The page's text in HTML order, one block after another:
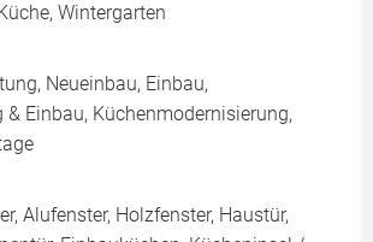
Wintergarten
Neueinbau, Einbau,
& Einbau, Küchenmodernisierung,
Alufenster, Holzfenster, Haustür,